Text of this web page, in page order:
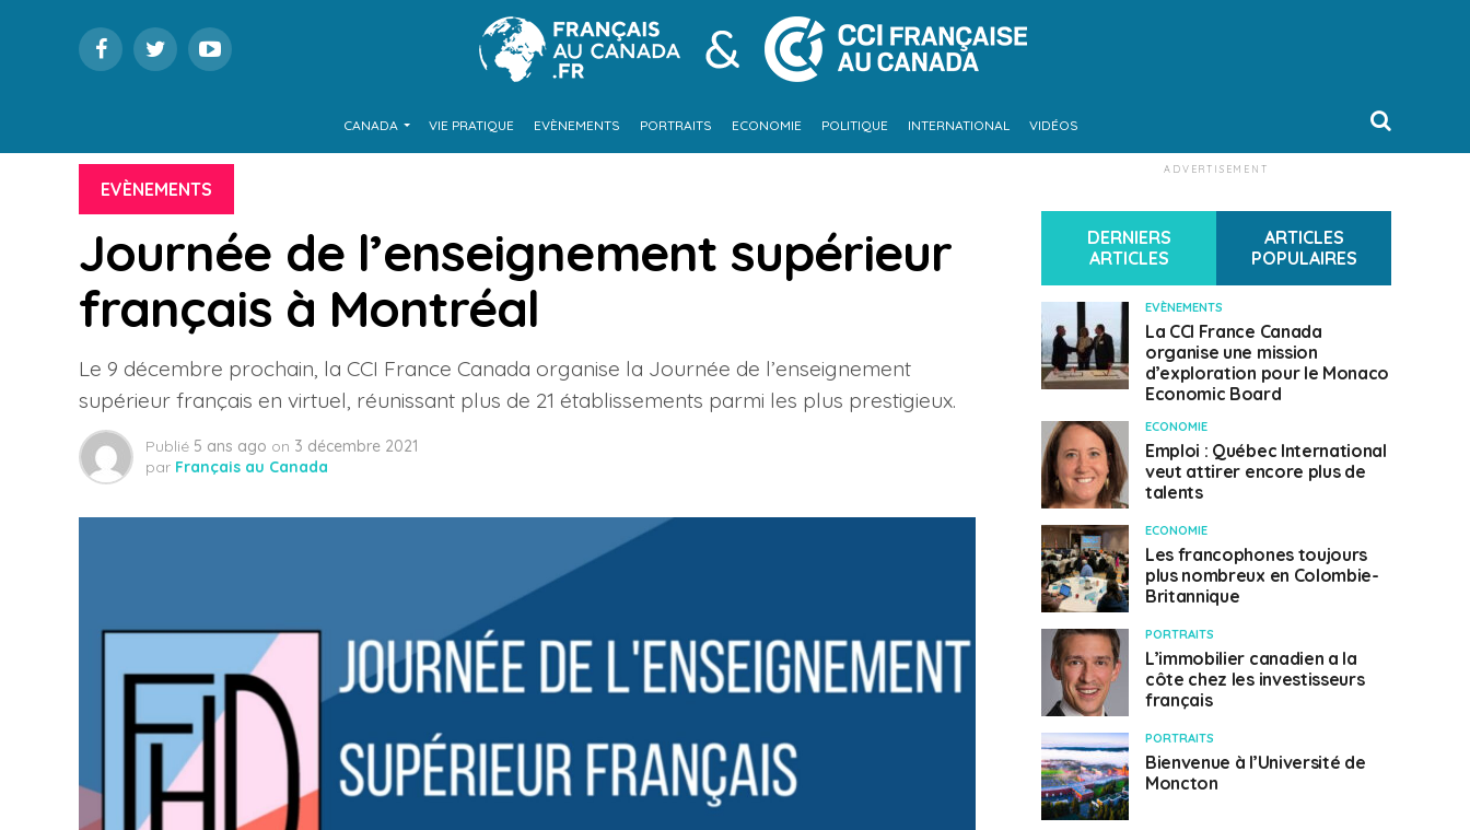
CANADA VIE PRATIQUE EVÈNEMENTS PORTRAITS ECONOMIE POLITIQUE INTERNATIONAL VIDÉOS
EVÈNEMENTS
Journée de l’enseignement supérieur
français à Montréal
Le 9 décembre prochain, la CCI France Canada organise la Journée de l’enseignement
supérieur français en virtuel, réunissant plus de 21 établissements parmi les plus prestigieux.
Publié 5 ans ago on 3 décembre 2021
par Français au Canada
ADVERTISEMENT
DERNIERS
ARTICLES
ARTICLES
POPULAIRES
EVÈNEMENTS
La CCI France Canada
organise une mission
d’exploration pour le Monaco
Economic Board
ECONOMIE
Emploi : Québec International
veut attirer encore plus de
talents
ECONOMIE
Les francophones toujours
plus nombreux en Colombie-
Britannique
PORTRAITS
L’immobilier canadien a la
côte chez les investisseurs
français
PORTRAITS
Bienvenue à l’Université de
Moncton